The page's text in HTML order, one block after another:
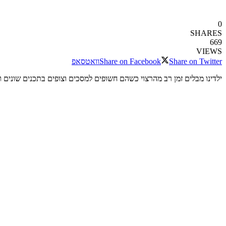
0
SHARES
669
VIEWS
Share on Facebook
Share on Twitter
וואטסאפ
ילדינו מבלים זמן רב מהרצוי כשהם חשופים למסכים וצופים בתכנים שונים